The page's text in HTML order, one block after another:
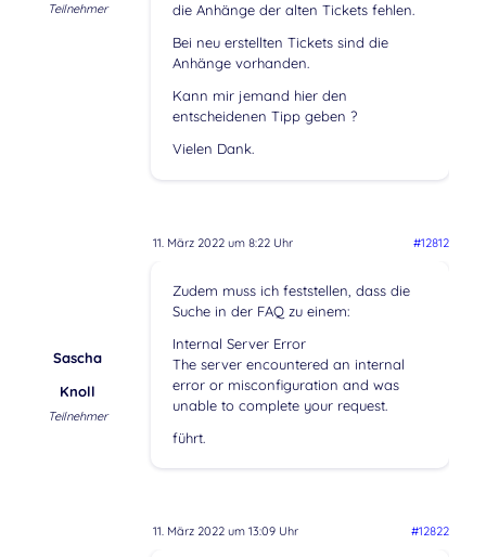
Teilnehmer
die Anhänge der alten Tickets fehlen.
Bei neu erstellten Tickets sind die
Anhänge vorhanden.
Kann mir jemand hier den
entscheidenen Tipp geben ?
Vielen Dank.
11. März 2022 um 8:22 Uhr #12812
Sascha
Knoll
Teilnehmer
Zudem muss ich feststellen, dass die
Suche in der FAQ zu einem:
Internal Server Error
The server encountered an internal
error or misconfiguration and was
unable to complete your request.
führt.
11. März 2022 um 13:09 Uhr #12822